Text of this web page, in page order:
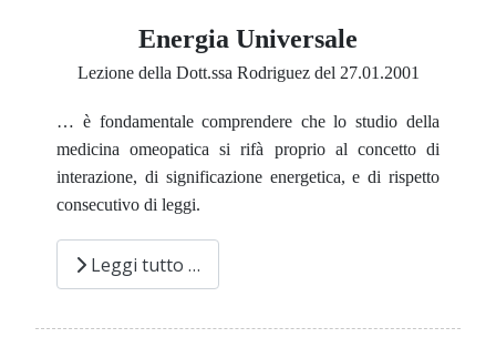
Energia Universale
Lezione della Dott.ssa Rodriguez del 27.01.2001
… è fondamentale comprendere che lo studio della
medicina omeopatica si rifà proprio al concetto di
interazione, di significazione energetica, e di rispetto
consecutivo di leggi.
Leggi tutto …